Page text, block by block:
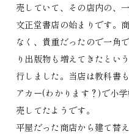
売していて、その店内の、
文正堂書店の始まりです。
なく、貴重だったので一角
り出版物も増えてきたとい
行しました。当店は教科書
アカー(わかります？)で小
売してたようです。
平屋だった商店から建て替